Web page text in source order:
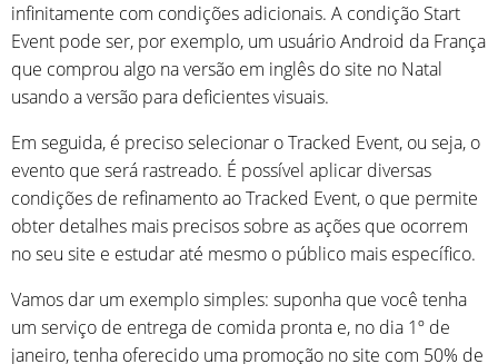
infinitamente com condições adicionais. A condição Start
Event pode ser, por exemplo, um usuário Android da França
que comprou algo na versão em inglês do site no Natal
usando a versão para deficientes visuais.
Em seguida, é preciso selecionar o Tracked Event, ou seja, o
evento que será rastreado. É possível aplicar diversas
condições de refinamento ao Tracked Event, o que permite
obter detalhes mais precisos sobre as ações que ocorrem
no seu site e estudar até mesmo o público mais específico.
Vamos dar um exemplo simples: suponha que você tenha
um serviço de entrega de comida pronta e, no dia 1º de
janeiro, tenha oferecido uma promoção no site com 50% de